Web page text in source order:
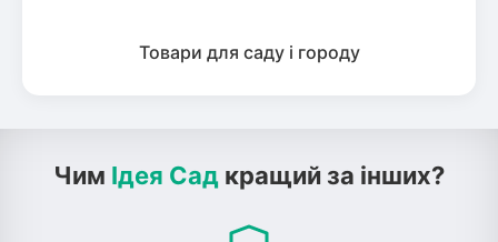
Товари для саду і городу
Чим Ідея Сад кращий за інших?